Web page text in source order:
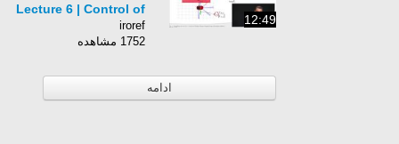
12:49
Lecture 6 | Control of
Mobile Robots
iroref
1752 مشاهده
ادامه